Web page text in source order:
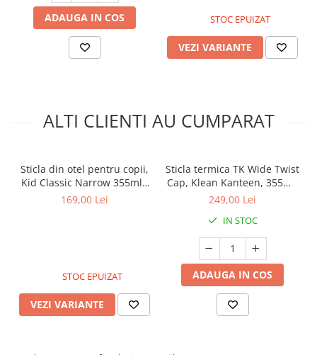
ADAUGA IN COS STOC EPUIZAT
VEZI VARIANTE
ALTI CLIENTI AU CUMPARAT
Sticla din otel pentru copii,
Kid Classic Narrow 355ml ,
cu capac sippy, Cars
169,00 Lei
STOC EPUIZAT
VEZI VARIANTE
Sticla termica TK Wide Twist
Cap, Klean Kanteen, 355ml,
Heart Stripe
249,00 Lei
IN STOC
ADAUGA IN COS